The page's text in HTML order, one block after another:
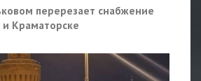
перерезает снабжение
и Краматорске